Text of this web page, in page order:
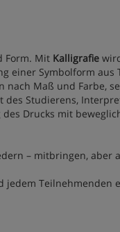
Form. Mit Kalligrafie
einer Symbolform aus
nach Maß und Farbe,
des Studierens,
Drucks mit
– mitbringen, aber
jedem Teilnehmenden